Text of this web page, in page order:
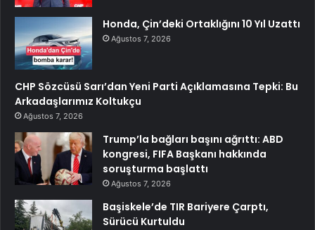
Honda, Çin’deki Ortaklığını 10 Yıl Uzattı
Ağustos 7, 2026
CHP Sözcüsü Sarı’dan Yeni Parti Açıklamasına Tepki: Bu
Arkadaşlarımız Koltukçu
Ağustos 7, 2026
Trump’la bağları başını ağrıttı: ABD
kongresi, FIFA Başkanı hakkında
soruşturma başlattı
Ağustos 7, 2026
Başiskele’de TIR Bariyere Çarptı,
Sürücü Kurtuldu